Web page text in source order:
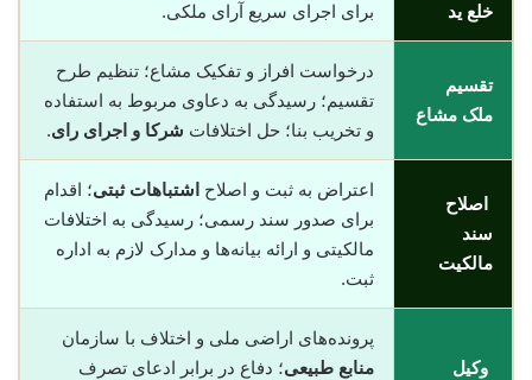
خلع ید
برای اجرای سریع آرای ملکی.
تقسیم
ملک مشاع
درخواست افراز و تفکیک مشاع؛ تنظیم طرح
تقسیم؛ رسیدگی به دعاوی مربوط به استفاده
و تخریب بنا؛ حل اختلافات شرکا و اجرای رای.
اصلاح
سند
مالکیت
اعتراض به ثبت و اصلاح اشتباهات ثبتی؛ اقدام
برای صدور سند رسمی؛ رسیدگی به اختلافات
مالکیتی و ارائه بیانه‌ها و مدارک لازم به اداره
ثبت.
وکیل
پرونده‌های اراضی ملی و اختلاف با سازمان
منابع طبیعی؛ دفاع در برابر ادعای تصرف